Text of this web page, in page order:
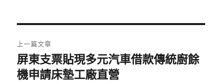
章
導
上一篇文章
上
一
屏東支票貼現多元汽車借款傳統廚餘
機申請床墊工廠直營